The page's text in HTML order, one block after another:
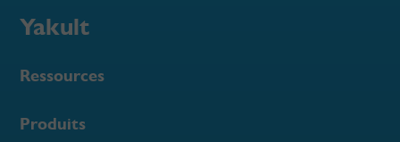
Yakult
Ressources
Produits